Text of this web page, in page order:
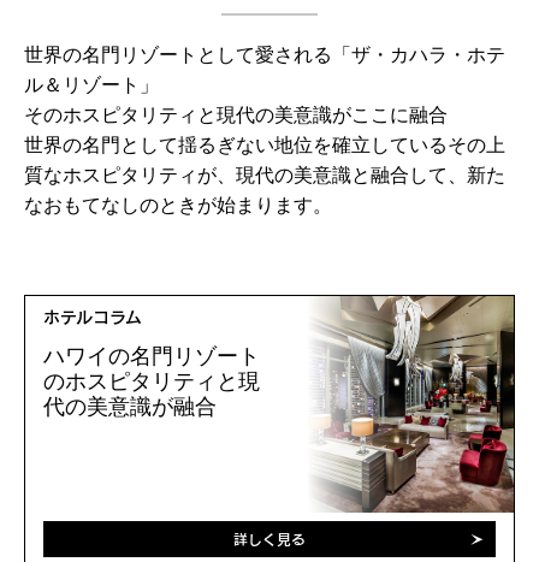
世界の名門リゾートとして愛される「ザ・カハラ・ホテ
ル＆リゾート」
そのホスピタリティと現代の美意識がここに融合
世界の名門として揺るぎない地位を確立しているその上
質なホスピタリティが、現代の美意識と融合して、新た
なおもてなしのときが始まります。
ホテルコラム
ハワイの名門リゾート
のホスピタリティと現
代の美意識が融合
詳しく見る